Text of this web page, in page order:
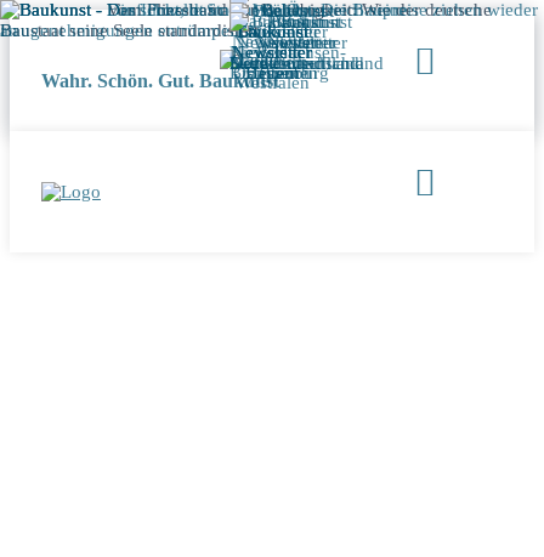
Wahr. Schön. Gut. Baukunst